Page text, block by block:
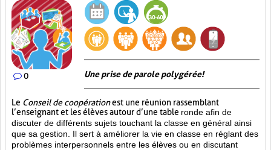
0 Une prise de parole polygérée!
Le Conseil de coopérationest une réunion rassemblant
l’enseignant et les élèves autour d’une table ronde afin de
discuter de différents sujets touchant la classe en général ainsi
que sa gestion. Il sert à améliorer la vie en classe en réglant des
problèmes interpersonnels entre les élèves ou en discutant